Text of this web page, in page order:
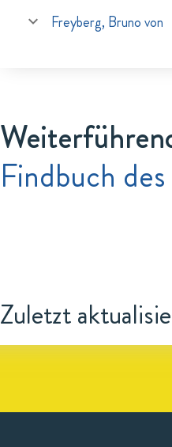
Freyberg, Bruno von
Findbuch
Zuletzt